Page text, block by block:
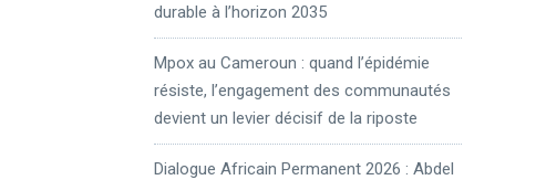
durable à l’horizon 2035
Mpox au Cameroun : quand l’épidémie
résiste, l’engagement des communautés
devient un levier décisif de la riposte
Dialogue Africain Permanent 2026 : Abdel